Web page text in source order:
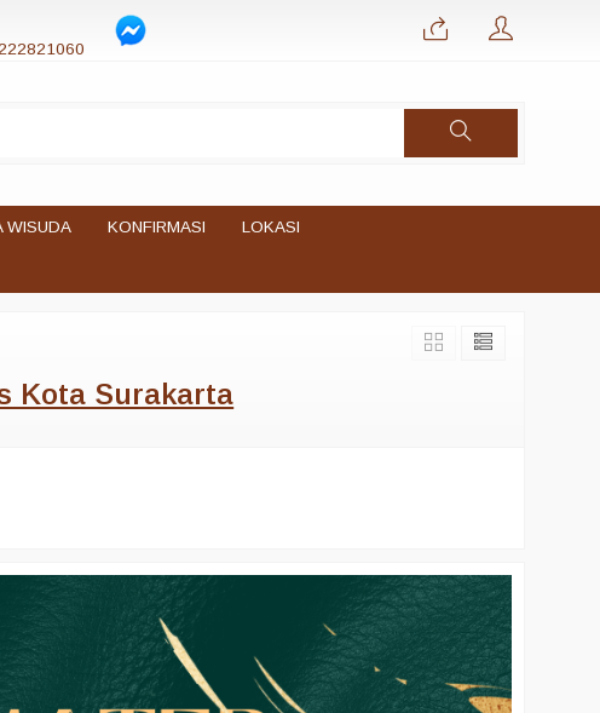
WISUDA KONFIRMASI LOKASI
Kota Surakarta